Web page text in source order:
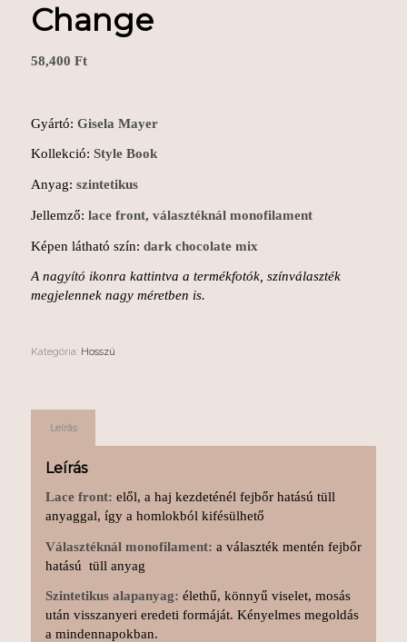
Change
58,400 Ft
Gyártó: Gisela Mayer
Kollekció: Style Book
Anyag: szintetikus
Jellemző: lace front, választéknál monofilament
Képen látható szín: dark chocolate mix
A nagyító ikonra kattintva a termékfotók, színválaszték
megjelennek nagy méretben is.
Kategória: Hosszú
Leírás
Leírás
Lace front: elől, a haj kezdeténél fejbőr hatású tüll
anyaggal, így a homlokból kifésülhető
Választéknál monofilament: a választék mentén fejbőr
hatású tüll anyag
Szintetikus alapanyag: élethű, könnyű viselet, mosás
után visszanyeri eredeti formáját. Kényelmes megoldás
a mindennapokban.